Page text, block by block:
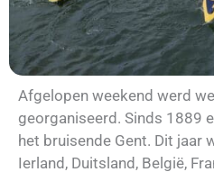
Afgelopen weekend werd
georganiseerd. Sinds 1889
het bruisende Gent. Dit jaar
Ierland, Duitsland, België,